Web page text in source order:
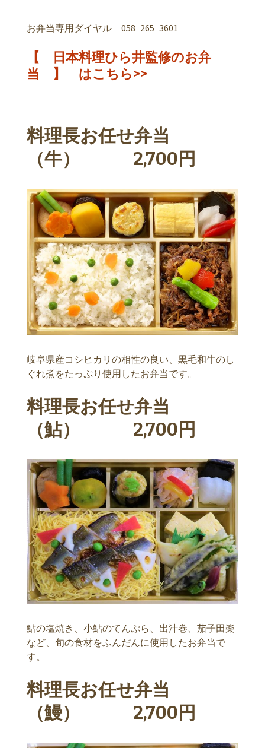
お弁当専用ダイヤル 058−265−3601
【 日本料理ひら井監修のお弁
当 】 はこちら>>
料理長お任せ弁当
（牛） 2,700円
岐阜県産コシヒカリの相性の良い、黒毛和牛のし
ぐれ煮をたっぷり使用したお弁当です。
料理長お任せ弁当
（鮎） 2,700円
鮎の塩焼き、小鮎のてんぷら、出汁巻、茄子田楽
など、旬の食材をふんだんに使用したお弁当で
す。
料理長お任せ弁当
（鰻） 2,700円